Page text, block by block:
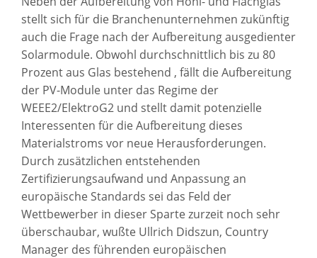
stellt sich für die Branchenunternehmen zukünftig
auch die Frage nach der Aufbereitung ausgedienter
Solarmodule. Obwohl durchschnittlich bis zu 80
Prozent aus Glas bestehend , fällt die Aufbereitung
der PV-Module unter das Regime der
WEEE2/ElektroG2 und stellt damit potenzielle
Interessenten für die Aufbereitung dieses
Materialstroms vor neue Herausforderungen.
Durch zusätzlichen entstehenden
Zertifizierungsaufwand und Anpassung an
europäische Standards sei das Feld der
Wettbewerber in dieser Sparte zurzeit noch sehr
überschaubar, wußte Ullrich Didszun, Country
Manager des führenden europäischen